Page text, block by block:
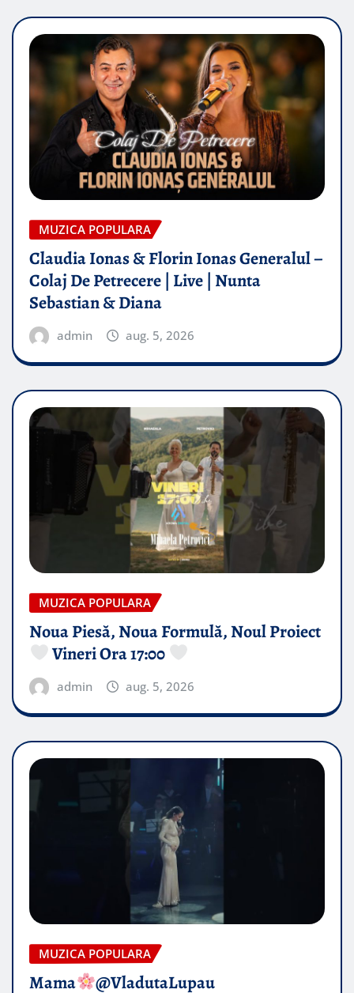
MUZICA POPULARA
Claudia Ionas & Florin Ionas Generalul –
Colaj De Petrecere | Live | Nunta
Sebastian & Diana
admin aug. 5, 2026
MUZICA POPULARA
Noua Piesă, Noua Formulă, Noul Proiect
Vineri Ora 17:00
admin aug. 5, 2026
MUZICA POPULARA
Mama @VladutaLupau